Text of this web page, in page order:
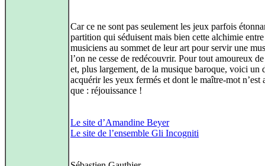
Car ce ne sont pas seulement les jeux parfois
partition qui séduisent mais bien cette alchimie entre
musiciens au sommet de leur art pour servir une
l’on ne cesse de redécouvrir. Pour tout amoureux
et, plus largement, de la musique baroque, voici un
acquérir les yeux fermés et dont le maître‑mot n’est
que : réjouissance !
Le site d’Amandine Beyer
Le site de l’ensemble Gli Incogniti